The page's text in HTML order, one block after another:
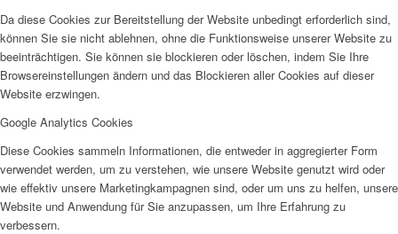
Da diese Cookies zur Bereitstellung der Website unbedingt erforderlich sind,
können Sie sie nicht ablehnen, ohne die Funktionsweise unserer Website zu
beeinträchtigen. Sie können sie blockieren oder löschen, indem Sie Ihre
Browsereinstellungen ändern und das Blockieren aller Cookies auf dieser
Website erzwingen.
Google Analytics Cookies
Diese Cookies sammeln Informationen, die entweder in aggregierter Form
verwendet werden, um zu verstehen, wie unsere Website genutzt wird oder
wie effektiv unsere Marketingkampagnen sind, oder um uns zu helfen, unsere
Website und Anwendung für Sie anzupassen, um Ihre Erfahrung zu
verbessern.